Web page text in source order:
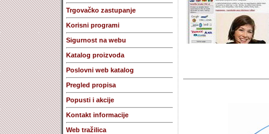
Trgovačko zastupanje
Korisni programi
Sigurnost na webu
Katalog proizvoda
Poslovni web katalog
Pregled propisa
Popusti i akcije
Kontakt informacije
Web tražilica